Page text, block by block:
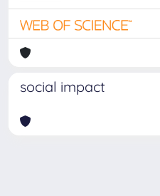
social impact